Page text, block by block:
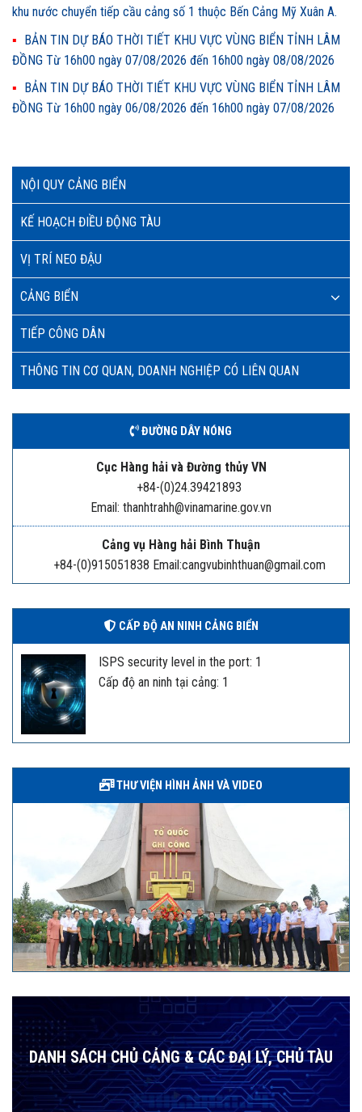
NỘI QUY CẢNG BIỂN
KẾ HOẠCH ĐIỀU ĐỘNG TÀU
VỊ TRÍ NEO ĐẬU
CẢNG BIỂN
TIẾP CÔNG DÂN
THÔNG TIN CƠ QUAN, DOANH NGHIỆP CÓ LIÊN QUAN
ĐƯỜNG DÂY NÓNG
Cục Hàng hải và Đường thủy VN
+84-(0)24.39421893
Email: thanhtrahh@vinamarine.gov.vn
Cảng vụ Hàng hải Bình Thuận
+84-(0)915051838 Email:cangvubinhthuan@gmail.com
CẤP ĐỘ AN NINH CẢNG BIỂN
ISPS security level in the port: 1
Cấp độ an ninh tại cảng: 1
THƯ VIỆN HÌNH ẢNH VÀ VIDEO
DANH SÁCH CHỦ CẢNG & CÁC ĐẠI LÝ, CHỦ TÀU
khu nước chuyển tiếp cầu cảng số 1 thuộc Bến Cảng Mỹ Xuân A.
BẢN TIN DỰ BÁO THỜI TIẾT KHU VỰC VÙNG BIỂN TỈNH LÂM
ĐỒNG Từ 16h00 ngày 07/08/2026 đến 16h00 ngày 08/08/2026
BẢN TIN DỰ BÁO THỜI TIẾT KHU VỰC VÙNG BIỂN TỈNH LÂM
ĐỒNG Từ 16h00 ngày 06/08/2026 đến 16h00 ngày 07/08/2026